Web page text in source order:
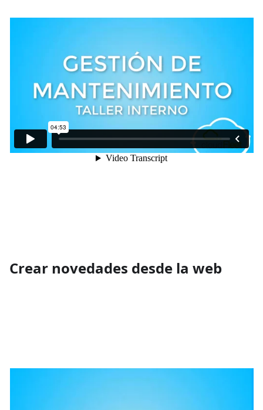
Crear novedades desde la web